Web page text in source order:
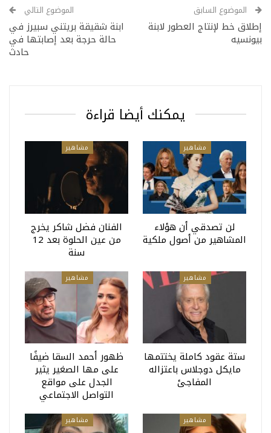
الموضوع السابق
إطلاق خط لإنتاج العطور لابنة
بيونسيه
الموضوع التالي
ابنة شقيقة بريتني سبيرز في
حالة حرجة بعد إصابتها في
حادث
يمكنك أيضا قراءة
مشاهير
لن تصدقي أن هؤلاء
المشاهير من أصول ملكية
مشاهير
الفنان فضل شاكر يخرج
من عين الحلوة بعد 12
سنة
مشاهير
ستة عقود كاملة يختتمها
مايكل دوجلاس باعتزاله
المفاجئ
مشاهير
ظهور أحمد السقا ضيفًا
على مها الصغير يثير
الجدل على مواقع
التواصل الاجتماعي
مشاهير مشاهير